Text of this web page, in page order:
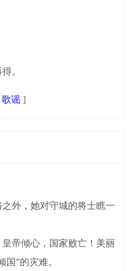
。
歌谣 ]
外，她对守城的将士瞧一
帝倾心，国家败亡！美丽
国”的灾难。